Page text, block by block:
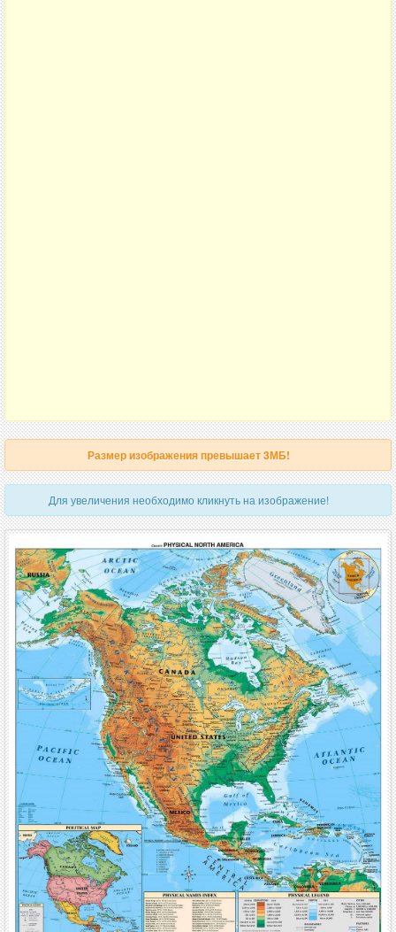
Размер изображения превышает 3МБ!
Для увеличения необходимо кликнуть на изображение!